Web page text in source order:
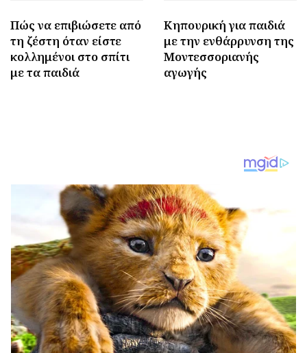
Πώς να επιβιώσετε από
τη ζέστη όταν είστε
κολλημένοι στο σπίτι
με τα παιδιά
Κηπουρική για παιδιά
με την ενθάρρυνση της
Μοντεσσοριανής
αγωγής